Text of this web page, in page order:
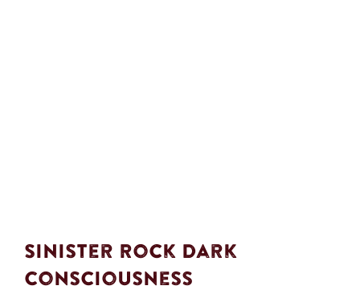
Sinister Rock Dark
Consciousness